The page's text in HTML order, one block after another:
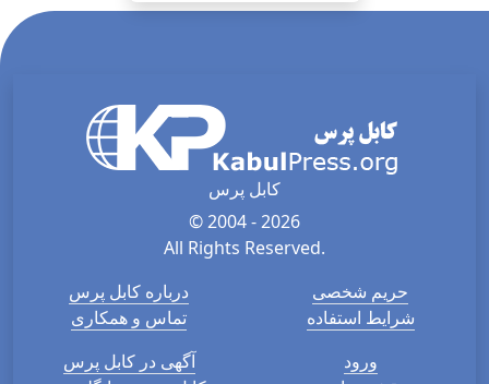
کابل پرس
© 2004 - 2026
All Rights Reserved.
درباره کابل پرس
تماس و همکاری
حریم شخصی
شرایط استفاده
آگهی در کابل پرس
ورود